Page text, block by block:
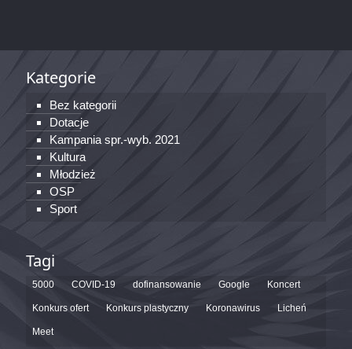
Kategorie
Bez kategorii
Dotacje
Kampania spr.-wyb. 2021
Kultura
Młodzież
OSP
Sport
Tagi
5000 COVID-19 dofinansowanie Google Koncert
Konkurs ofert Konkurs plastyczny Koronawirus Licheń
Meet